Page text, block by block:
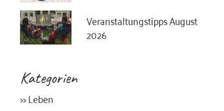
Veranstaltungstipps August
2026
Kategorien
>> Leben